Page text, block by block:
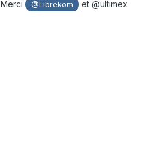
Merci @Librekom et @ultimex